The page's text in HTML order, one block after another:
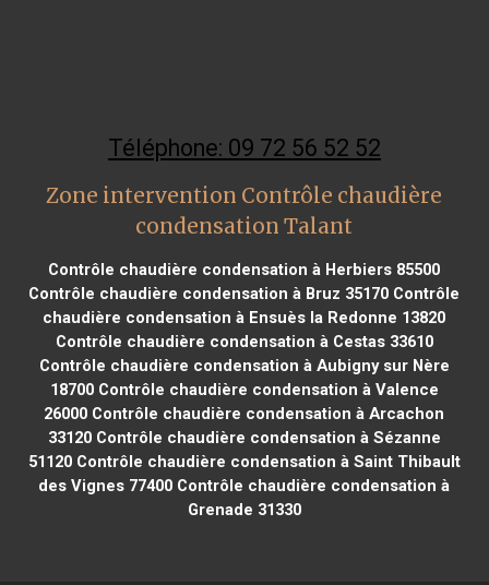
Téléphone: 09 72 56 52 52
Zone intervention Contrôle chaudière
condensation Talant
Contrôle chaudière condensation à Herbiers 85500
Contrôle chaudière condensation à Bruz 35170 Contrôle
chaudière condensation à Ensuès la Redonne 13820
Contrôle chaudière condensation à Cestas 33610
Contrôle chaudière condensation à Aubigny sur Nère
18700Contrôle chaudière condensation à Valence
26000 Contrôle chaudière condensation à Arcachon
33120Contrôle chaudière condensation à Sézanne
51120Contrôle chaudière condensation à Saint Thibault
des Vignes 77400 Contrôle chaudière condensation à
Grenade 31330